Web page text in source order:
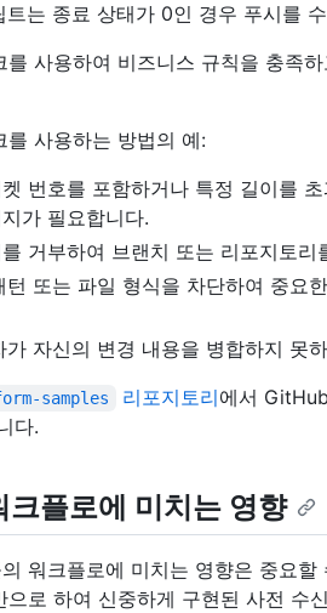
트는 종료 상태가 0인 경우 푸시를
를 사용하여 비즈니스 규칙을 충족
를 사용하는 방법의 예:
번호를 포함하거나 특정 길이를
가 필요합니다.
거부하여 브랜치 또는 리포지토리
턴 또는 파일 형식을 차단하여 중요
가 자신의 변경 내용을 병합하지 못
samples 리포지토리에서
다.
크플로에 미치는 영향
워크플로에 미치는 영향은 중요
으로 하여 신중하게 구현된 사전 수